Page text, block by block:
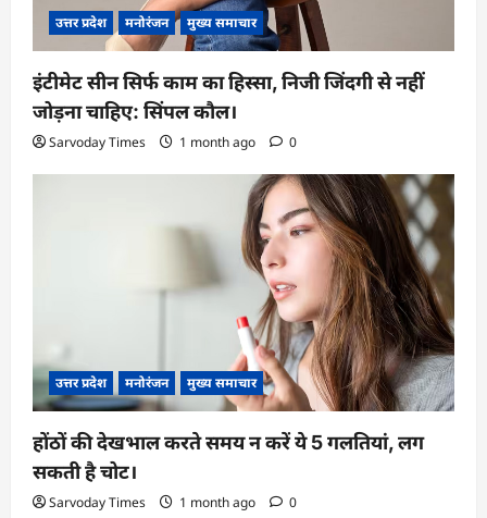
उत्तर प्रदेश मनोरंजन मुख्य समाचार
इंटीमेट सीन सिर्फ काम का हिस्सा, निजी जिंदगी से नहीं
जोड़ना चाहिए: सिंपल कौल।
Sarvoday Times 1 month ago 0
उत्तर प्रदेश मनोरंजन मुख्य समाचार
होंठों की देखभाल करते समय न करें ये 5 गलतियां, लग
सकती है चोट।
Sarvoday Times 1 month ago 0